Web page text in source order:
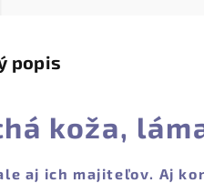
popis
koža,
aj ich majiteľov. Aj